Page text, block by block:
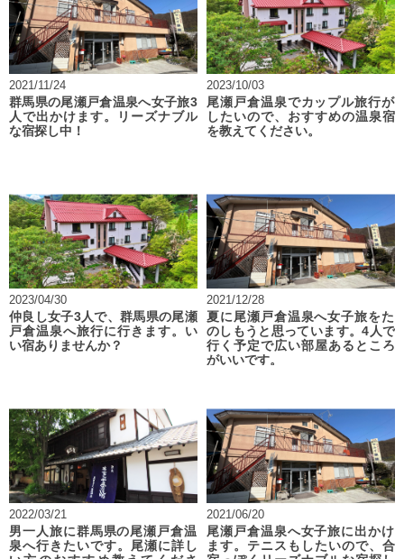
2021/11/24
群馬県の尾瀬戸倉温泉へ女子旅3
人で出かけます。リーズナブル
な宿探し中！
2023/10/03
尾瀬戸倉温泉でカップル旅行が
したいので、おすすめの温泉宿
を教えてください。
2023/04/30
仲良し女子3人で、群馬県の尾瀬
戸倉温泉へ旅行に行きます。い
い宿ありませんか？
2021/12/28
夏に尾瀬戸倉温泉へ女子旅をた
のしもうと思っています。4人で
行く予定で広い部屋あるところ
がいいです。
2022/03/21
男一人旅に群馬県の尾瀬戸倉温
泉へ行きたいです。尾瀬に詳し
2021/06/20
尾瀬戸倉温泉へ女子旅に出かけ
ます。テニスもしたいので、合